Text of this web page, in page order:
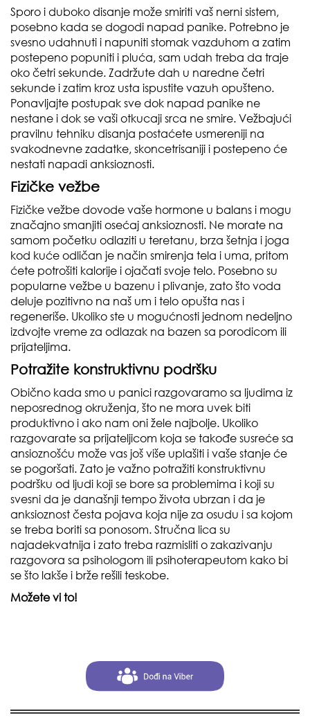
Sporo i duboko disanje može smiriti vaš nerni sistem,
posebno kada se dogodi napad panike. Potrebno je
svesno udahnuti i napuniti stomak vazduhom a zatim
postepeno popuniti i pluća, sam udah treba da traje
oko četri sekunde. Zadržute dah u naredne četri
sekunde i zatim kroz usta ispustite vazuh opušteno.
Ponavljajte postupak sve dok napad panike ne
nestane i dok se vaši otkucaji srca ne smire. Vežbajući
pravilnu tehniku disanja postaćete usmereniji na
svakodnevne zadatke, skoncetrisaniji i postepeno će
nestati napadi anksioznosti.
Fizičke vežbe
Fizičke vežbe dovode vaše hormone u balans i mogu
značajno smanjiti osećaj anksioznosti. Ne morate na
samom početku odlaziti u teretanu, brza šetnja i joga
kod kuće odličan je način smirenja tela i uma, pritom
ćete potrošiti kalorije i ojačati svoje telo. Posebno su
popularne vežbe u bazenu i plivanje, zato što voda
deluje pozitivno na naš um i telo opušta nas i
regeneriše. Ukoliko ste u mogućnosti jednom nedeljno
izdvojte vreme za odlazak na bazen sa porodicom ili
prijateljima.
Potražite konstruktivnu podršku
Obično kada smo u panici razgovaramo sa ljudima iz
neposrednog okruženja, što ne mora uvek biti
produktivno i ako nam oni žele najbolje. Ukoliko
razgovarate sa prijateljicom koja se takođe susreće sa
ansioznošću može vas još više uplašiti i vaše stanje će
se pogoršati. Zato je važno potražiti konstruktivnu
podršku od ljudi koji se bore sa problemima i koji su
svesni da je današnji tempo života ubrzan i da je
anksioznost česta pojava koja nije za osudu i sa kojom
se treba boriti sa ponosom. Stručna lica su
najadekvatnija i zato treba razmisliti o zakazivanju
razgovora sa psihologom ili psihoterapeutom kako bi
se što lakše i brže rešili teskobe.
Možete vi to!